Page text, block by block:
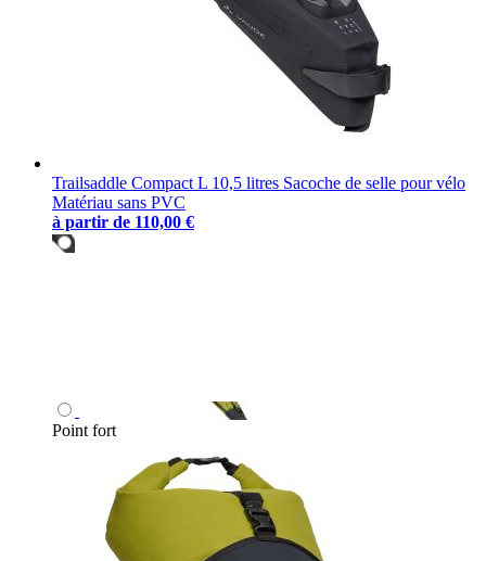
Trailsaddle Compact L 10,5 litres Sacoche de selle pour vélo
Matériau sans PVC
à partir de 110,00 €
Point fort